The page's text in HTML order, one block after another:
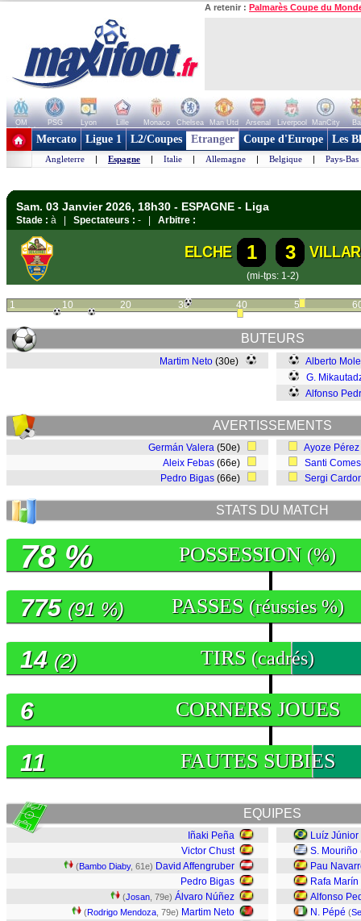
A retenir : Palmarès Coupe du
OM PSG Lyon Lille Monaco Chelsea Man Utd Arsenal Liverpool ManCity
+ de clubs
Mercato Ligue 1 L2/Coupes Etranger Coupe d'Europe Les
Angleterre | Espagne | Italie | Allemagne | Belgique | Pays-Bas
Sam. 03 Janvier 2026, 18h30 - ESPAGNE - Liga
Stade : à | Spectateurs : - | Arbitre :
ELCHE 1 3
(mi-tps: 1-2)
1 10 20 30 40 50
BUTEURS
Martim Neto (30e)
Alberto
G.
Alfonso
AVERTISSEMENTS
Germán Valera (50e)
Aleix Febas (66e)
Pedro Bigas (66e)
Ayoze Pérez
Santi
Sergi
STATS DU MATCH
POSSESSION (%)
78 %
PASSES (réussies %)
775 (91 %)
TIRS (cadrés)
14 (2)
CORNERS JOUES
6
FAUTES SUBIES
11
EQUIPES
Iñaki Peña
Victor Chust
(Bambo Diaby, 61e) David Affengruber
Pedro Bigas
(Josan , 79e) Álvaro Núñez
(Rodrigo Mendoza , 79e) Martim Neto
Luíz Júnior
S. Mouriño
Pau
Rafa Marín
Alfonso
N. Pépé (